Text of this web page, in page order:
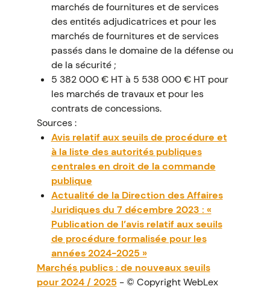
marchés de fournitures et de services
des entités adjudicatrices et pour les
marchés de fournitures et de services
passés dans le domaine de la défense ou
de la sécurité ;
5 382 000 € HT à 5 538 000 € HT pour
les marchés de travaux et pour les
contrats de concessions.
Sources :
Avis relatif aux seuils de procédure et
à la liste des autorités publiques
centrales en droit de la commande
publique
Actualité de la Direction des Affaires
Juridiques du 7 décembre 2023 : «
Publication de l’avis relatif aux seuils
de procédure formalisée pour les
années 2024-2025 »
Marchés publics : de nouveaux seuils
pour 2024 / 2025 - © Copyright WebLex